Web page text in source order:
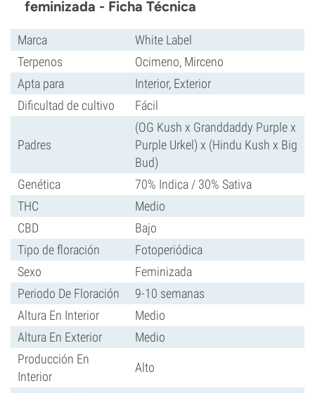
feminizada - Ficha Técnica
Marca
White Label
Terpenos
Ocimeno, Mirceno
Apta para
Interior, Exterior
Dificultad de cultivo
Fácil
Padres
(OG Kush x Granddaddy Purple x
Purple Urkel) x (Hindu Kush x Big
Bud)
Genética
70% Indica / 30% Sativa
THC
Medio
CBD
Bajo
Tipo de floración
Fotoperiódica
Sexo
Feminizada
Periodo De Floración
9-10 semanas
Altura En Interior
Medio
Altura En Exterior
Medio
Producción En
Interior
Alto